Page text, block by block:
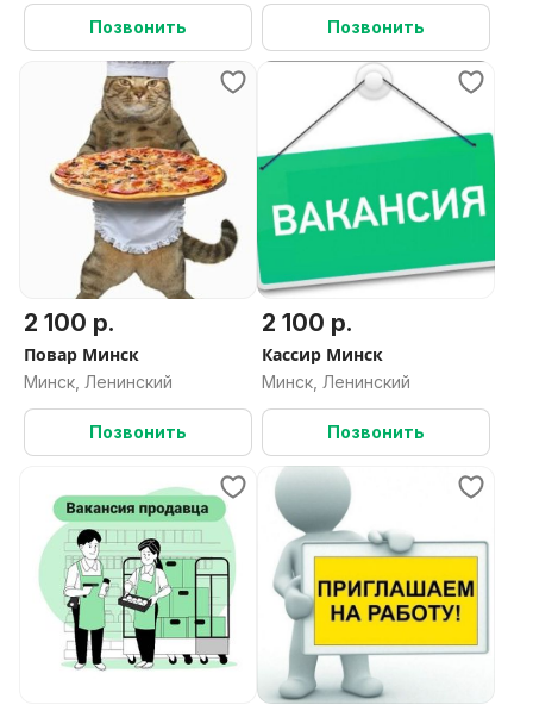
Позвонить Позвонить
2 100 р.
Повар Минск
Минск, Ленинский
Позвонить
2 100 р.
Кассир Минск
Минск, Ленинский
Позвонить